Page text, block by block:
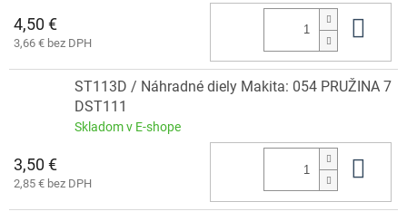
4,50 €
3,66 € bez DPH
ST113D / Náhradné diely Makita: 054 PRUŽINA 7
DST111
Skladom v E-shope
3,50 €
2,85 € bez DPH